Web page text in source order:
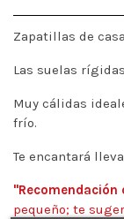
Zapatillas de
Las suelas
Muy cálidas
frío.
Te encantará
"Recomendación
pequeño; te